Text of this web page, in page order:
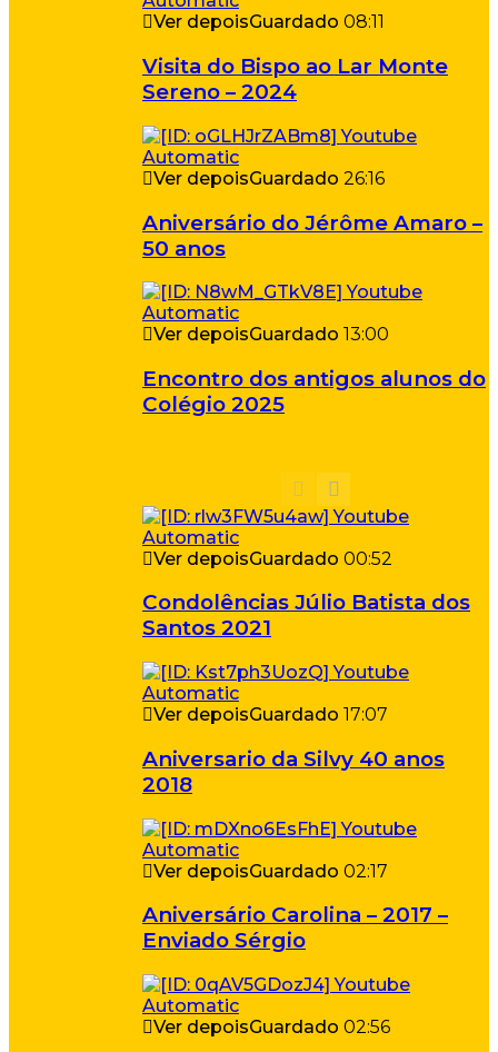
Ver depoisGuardado 08:11
Visita do Bispo ao Lar Monte
Sereno – 2024
Ver depoisGuardado 26:16
Aniversário do Jérôme Amaro –
50 anos
Ver depoisGuardado 13:00
Encontro dos antigos alunos do
Colégio 2025
Ver depoisGuardado 00:52
Condolências Júlio Batista dos
Santos 2021
Ver depoisGuardado 17:07
Aniversario da Silvy 40 anos
2018
Ver depoisGuardado 02:17
Aniversário Carolina – 2017 –
Enviado Sérgio
Ver depoisGuardado 02:56